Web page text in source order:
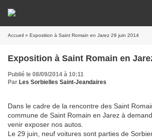
Accueil » Exposition à Saint Romain en Jarez 29 juin 2014
Exposition à Saint Romain en
Publié le 08/09/2014 à 10:11
Par Les Sorbielles Saint-Jeandaires
Dans le cadre de la rencontre des Saint
commune de Saint Romain en Jarez à
venir exposer nos autos.
Le 29 juin, neuf voitures sont parties de